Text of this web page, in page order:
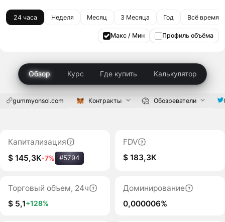
24 часа Неделя Месяц 3 Месяца Год Всё время
Макс / Мин Профиль объёма
Обзор Курс Где купить Калькулятор
gummyonsol.com Контракты Обозреватели
Капитализация
$ 145,3K-7% #5794
FDV
$ 183,3K
Торговый объем, 24ч
$ 5,1+128%
Доминирование
0,000006%